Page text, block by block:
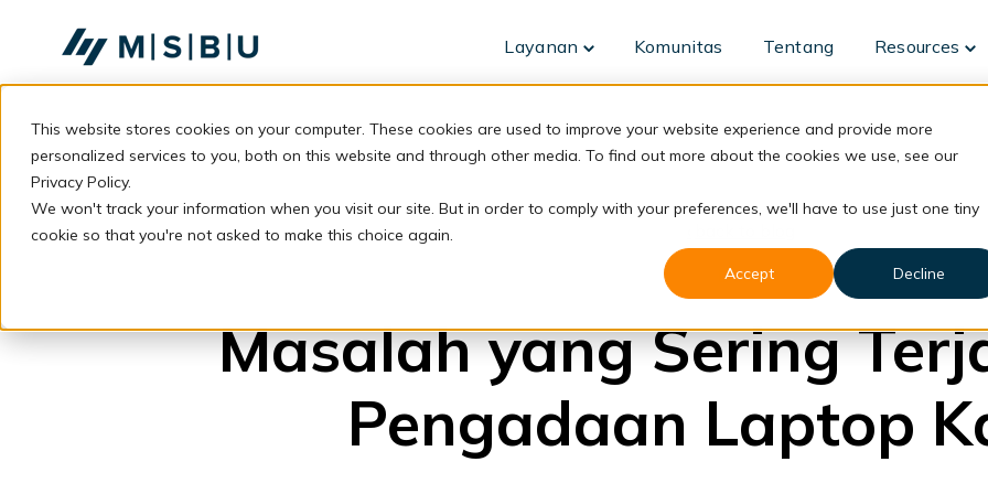
This website stores cookies on your computer. These cookies are used to improve your website experience and provide more
personalized services to you, both on this website and through other media. To find out more about the cookies we use, see our
Privacy Policy.
We won't track your information when you visit our site. But in order to comply with your preferences, we'll have to use just one tiny
cookie so that you're not asked to make this choice again.
Accept
Decline
Layanan
Toggle
for
Komunitas Tentang Resources
for
DaaS
Masalah yang Sering
Pengadaan Laptop